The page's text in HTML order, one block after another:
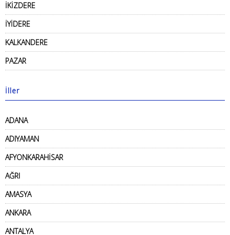
İKİZDERE
İYİDERE
KALKANDERE
PAZAR
İller
ADANA
ADIYAMAN
AFYONKARAHİSAR
AĞRI
AMASYA
ANKARA
ANTALYA